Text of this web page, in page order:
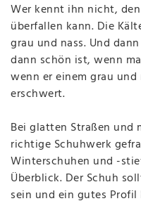
Wer kennt ihn nicht,
überfallen kann. Die
grau und nass. Und
dann schön ist, wenn
wenn er einem grau
erschwert.
Bei glatten Straßen und
richtige Schuhwerk
Winterschuhen und -
Überblick. Der Schuh
sein und ein gutes